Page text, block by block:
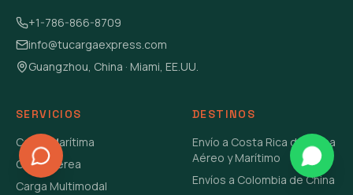
+1-786-866-8709
info@tucargaexpress.com
Guangzhou, China · Miami, EE.UU.
SERVICIOS
Carga Marítima
Carga Aérea
Carga Multimodal
DESTINOS
Envío a Costa Rica de China
Aéreo y Marítimo
Envíos a Colombia de China